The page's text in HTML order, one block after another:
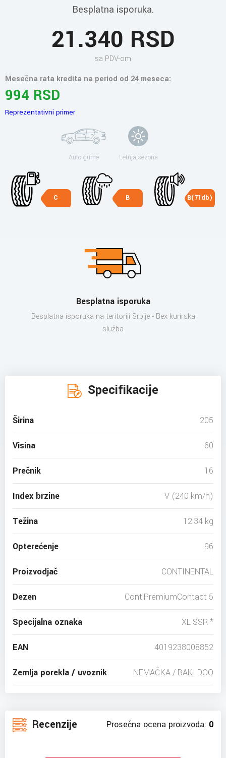
Besplatna isporuka.
21.340 RSD
sa PDV-om
Mesečna rata kredita na period od 24 meseca:
994 RSD
Reprezentativni primer
Auto gume Letnja sezona
C B B(71db)
Besplatna isporuka
Besplatna isporuka na teritoriji Srbije - Bex kurirska
služba
Specifikacije
Širina 205
Visina 60
Prečnik 16
Index brzine V (240 km/h)
Težina 12.34 kg
Opterećenje 96
Proizvodjač CONTINENTAL
Dezen ContiPremiumContact 5
Specijalna oznaka XL SSR *
EAN 4019238008852
Zemlja porekla / uvoznik NEMAČKA / BAKI DOO
Recenzije Prosečna ocena proizvoda: 0